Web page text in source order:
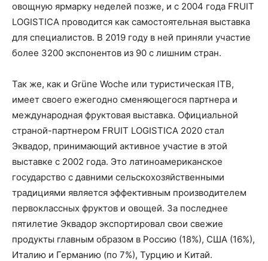
овощную ярмарку неделей позже, и с 2004 года FRUIT
LOGISTICA проводится как самостоятельная выставка
для специалистов. В 2019 году в ней приняли участие
более 3200 экспонентов из 90 с лишним стран.
Так же, как и Grüne Woche или туристическая ITB,
имеет своего ежегодно сменяющегося партнера и
международная фруктовая выставка. Официальной
страной-партнером FRUIT LOGISTICA 2020 стал
Эквадор, принимающий активное участие в этой
выставке с 2002 года. Это латиноамериканское
государство с давними сельскохозяйственными
традициями является эффективным производителем
первоклассных фруктов и овощей. За последнее
пятилетие Эквадор экспортировал свои свежие
продукты главным образом в Россию (18%), США (16%),
Италию и Германию (по 7%), Турцию и Китай.